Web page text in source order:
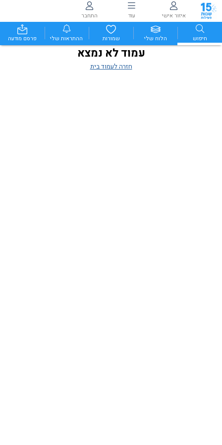
איזור אישי עוד התחבר
חיפוש הלוח שלי שמורות ההתראות שלי פרסם מודעה
עמוד לא נמצא
חזרה לעמוד בית